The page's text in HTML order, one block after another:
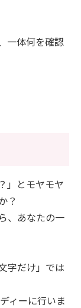
一体何を確認
」とモヤモヤ
？
、あなたの一
字だけ」では
ィーに行いま